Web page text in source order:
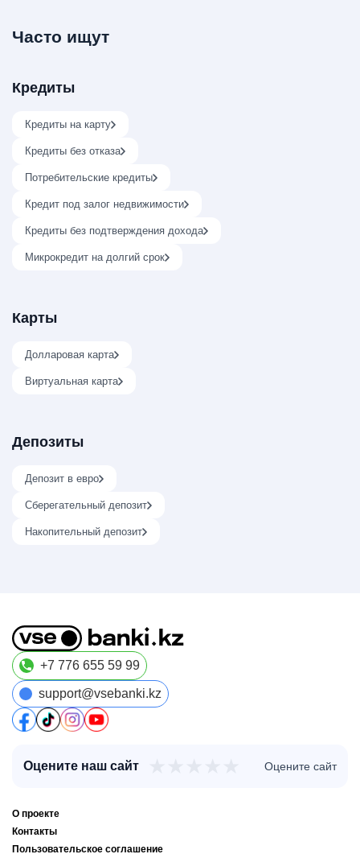
Часто ищут
Кредиты
Кредиты на карту
Кредиты без отказа
Потребительские кредиты
Кредит под залог недвижимости
Кредиты без подтверждения дохода
Микрокредит на долгий срок
Карты
Долларовая карта
Виртуальная карта
Депозиты
Депозит в евро
Сберегательный депозит
Накопительный депозит
+7 776 655 59 99
support@vsebanki.kz
Оцените наш сайт Оцените сайт
О проекте
Контакты
Пользовательское соглашение